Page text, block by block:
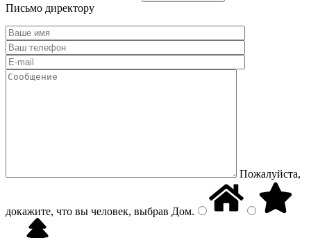
Письмо директору
Пожалуйста,
докажите, что вы человек, выбрав Дом.